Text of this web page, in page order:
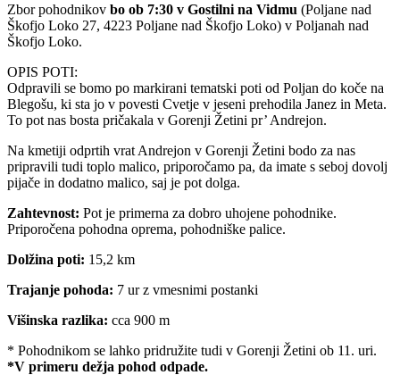
Zbor pohodnikov bo ob 7:30 v Gostilni na Vidmu (Poljane nad
Škofjo Loko 27, 4223 Poljane nad Škofjo Loko) v Poljanah nad
Škofjo Loko.
OPIS POTI:
Odpravili se bomo po markirani tematski poti od Poljan do koče na
Blegošu, ki sta jo v povesti Cvetje v jeseni prehodila Janez in Meta.
To pot nas bosta pričakala v Gorenji Žetini pr’ Andrejon.
Na kmetiji odprtih vrat Andrejon v Gorenji Žetini bodo za nas
pripravili tudi toplo malico, priporočamo pa, da imate s seboj dovolj
pijače in dodatno malico, saj je pot dolga.
Zahtevnost: Pot je primerna za dobro uhojene pohodnike.
Priporočena pohodna oprema, pohodniške palice.
Dolžina poti: 15,2 km
Trajanje pohoda: 7 ur z vmesnimi postanki
Višinska razlika: cca 900 m
* Pohodnikom se lahko pridružite tudi v Gorenji Žetini ob 11. uri.
*V primeru dežja pohod odpade.